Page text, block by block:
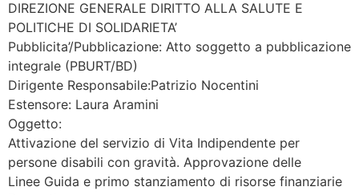
DIREZIONE GENERALE DIRITTO ALLA SALUTE E
POLITICHE DI SOLIDARIETA’
Pubblicita’/Pubblicazione: Atto soggetto a pubblicazione
integrale (PBURT/BD)
Dirigente Responsabile:Patrizio Nocentini
Estensore: Laura Aramini
Oggetto:
Attivazione del servizio di Vita Indipendente per
persone disabili con gravità. Approvazione delle
Linee Guida e primo stanziamento di risorse finanziarie